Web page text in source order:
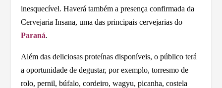
inesquecível. Haverá também a presença confirmada da
Cervejaria Insana, uma das principais cervejarias do
Paraná.
Além das deliciosas proteínas disponíveis, o público terá
a oportunidade de degustar, por exemplo, torresmo de
rolo, pernil, búfalo, cordeiro, wagyu, picanha, costela